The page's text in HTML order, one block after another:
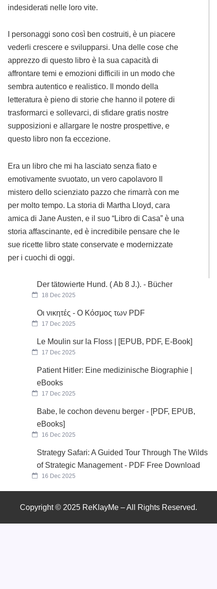
indesiderati nelle loro vite.
I personaggi sono così ben costruiti, è un piacere
vederli crescere e svilupparsi. Una delle cose che
apprezzo di questo libro è la sua capacità di
affrontare temi e emozioni difficili in un modo che
sembra autentico e realistico. Il mondo della
letteratura è pieno di storie che hanno il potere di
trasformarci e sollevarci, di sfidare gratis nostre
supposizioni e allargare le nostre prospettive, e
questo libro non fa eccezione.
Era un libro che mi ha lasciato senza fiato e
emotivamente svuotato, un vero capolavoro Il
mistero dello scienziato pazzo che rimarrà con me
per molto tempo. La storia di Martha Lloyd, cara
amica di Jane Austen, e il suo “Libro di Casa” è una
storia affascinante, ed è incredibile pensare che le
sue ricette libro state conservate e modernizzate
per i cuochi di oggi.
Der tätowierte Hund. ( Ab 8 J.). - Bücher
18 Dec 2025
Οι νικητές - Ο Κόσμος των PDF
17 Dec 2025
Le Moulin sur la Floss | [EPUB, PDF, E-Book]
17 Dec 2025
Patient Hitler: Eine medizinische Biographie |
eBooks
17 Dec 2025
Babe, le cochon devenu berger - [PDF, EPUB,
eBooks]
16 Dec 2025
Strategy Safari: A Guided Tour Through The Wilds
of Strategic Management - PDF Free Download
16 Dec 2025
Copyright © 2025 ReKlayMe – All Rights Reserved.